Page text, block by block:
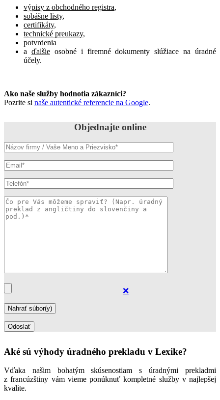
výpisy z obchodného registra,
sobášne listy,
certifikáty,
technické preukazy,
potvrdenia
a ďalšieosobné i firemné dokumenty slúžiace na úradné
účely.
Ako naše služby hodnotia zákazníci?
Pozrite si naše autentické referencie na Google.
Objednajte online
❌
Aké sú výhody úradného prekladu v Lexike?
Vďaka našim bohatým skúsenostiam s úradnými prekladmi
z francúzštiny vám vieme ponúknuť kompletné služby v najlepšej
kvalite.